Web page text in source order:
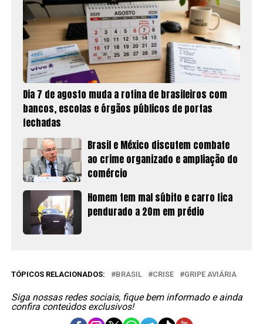
Dia 7 de agosto muda a rotina de brasileiros com
bancos, escolas e órgãos públicos de portas
fechadas
Brasil e México discutem combate
ao crime organizado e ampliação do
comércio
Homem tem mal súbito e carro fica
pendurado a 20m em prédio
TÓPICOS RELACIONADOS: BRASIL CRISE GRIPE AVIÁRIA
Siga nossas redes sociais, fique bem informado e ainda
confira conteúdos exclusivos!